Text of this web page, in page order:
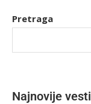
Pretraga
Najnovije vesti